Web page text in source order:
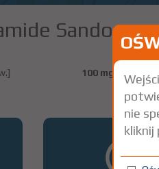
Sandoz
100 mg/ml
nie
kliknij